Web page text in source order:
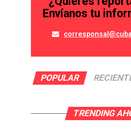
Envíanos tu
POPULAR
TRENDING